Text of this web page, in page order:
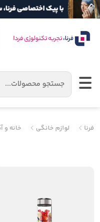
فرنا لوازم خانگی خانه و